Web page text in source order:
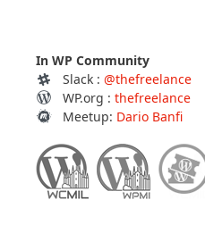
In WP Community
Slack : @thefreelance
WP.org : thefreelance
Meetup: Dario Banfi